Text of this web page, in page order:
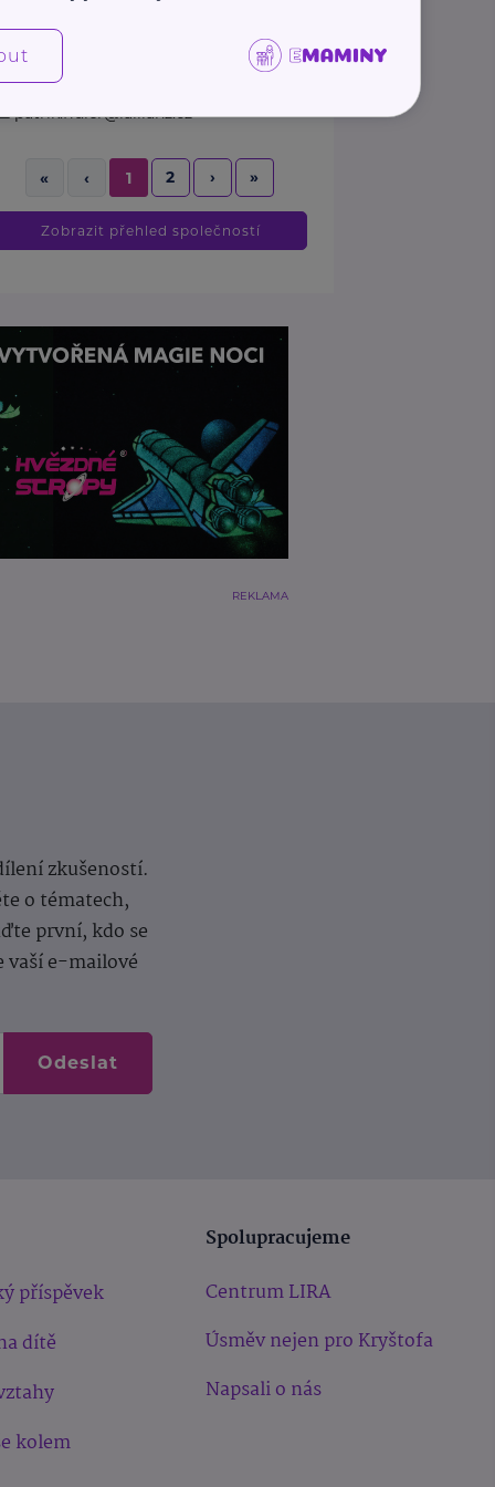
https://www.allianz.cz/cs_CZ/pobocky-
poradci/0850-Fidler.html
+420 739 315 247
patrik.fidler@iallianz.cz
« ‹ 1 2 › »
Zobrazit přehled společností
REKLAMA
zkušeností.
o tématech,
první, kdo se
vaší e-mailové
Odeslat
příspěvek
dítě
kolem
Spolupracujeme
Centrum LIRA
Úsměv nejen pro Kryštofa
Napsali o nás